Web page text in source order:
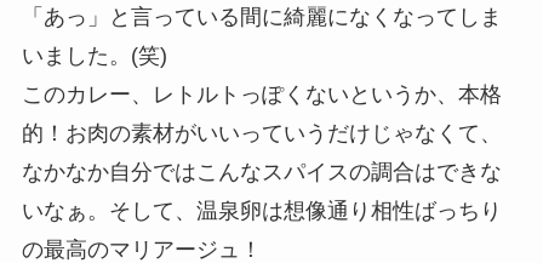
「あっ」と言っている間に綺麗になくなってしま
いました。(笑)
このカレー、レトルトっぽくないというか、本格
的！お肉の素材がいいっていうだけじゃなくて、
なかなか自分ではこんなスパイスの調合はできな
いなぁ。そして、温泉卵は想像通り相性ばっちり
の最高のマリアージュ！